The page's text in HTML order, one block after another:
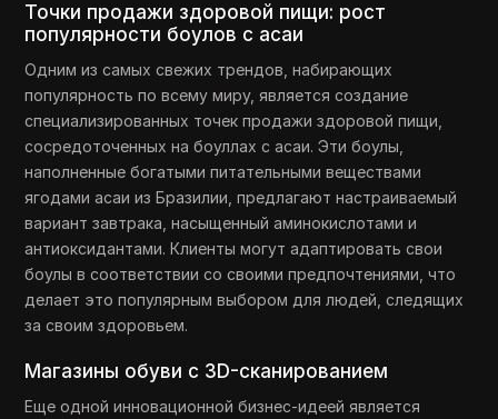
Точки продажи здоровой пищи: рост
популярности боулов с асаи
Одним из самых свежих трендов, набирающих
популярность по всему миру, является создание
специализированных точек продажи здоровой пищи,
сосредоточенных на боуллах с асаи. Эти боулы,
наполненные богатыми питательными веществами
ягодами асаи из Бразилии, предлагают настраиваемый
вариант завтрака, насыщенный аминокислотами и
антиоксидантами. Клиенты могут адаптировать свои
боулы в соответствии со своими предпочтениями, что
делает это популярным выбором для людей, следящих
за своим здоровьем.
Магазины обуви с 3D-сканированием
Еще одной инновационной бизнес-идеей является